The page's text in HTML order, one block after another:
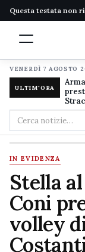
Questa testata non
VENERDÌ 7 AGOSTO
ULTIM'ORA
Cerca
nel
sito
IN EVIDENZA
Stella
Coni
volley